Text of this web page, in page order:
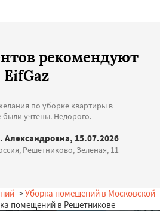
рекомендуют
EifGaz
по уборке квартиры в
были учтены. Недорого.
15.07.2026
Решетниково, Зеленая, 11
->Уборка помещений в Московской
помещений в Решетникове